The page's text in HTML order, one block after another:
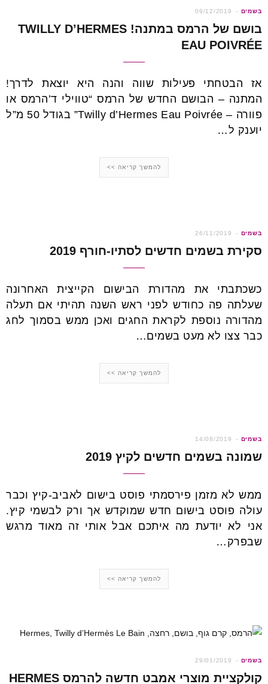
בשמים 09/12/2019
בושם של הרמס במתנה! TWILLY D’HERMES
EAU POIVRÉE
אז הבטחתי פעילות שווה והנה היא יוצאת לדרך!
המתנה – הבושם החדש של הרמס “טווילי ד’הרמס או
פוורה – Twilly d’Hermes Eau Poivrée” בגודל 50 מ”ל
יוענק ל…
להמשך קריאה >>
בשמים 26/11/2019
סקירת בשמים חדשים לסתיו-חורף 2019
כשכתבתי את מהדורת הבישום הקייצית האחרונה
שעלתה פה כחודש לפני ראש השנה תהיתי אם תעלה
מהדורה נוספת לקראת החגים ואכן ממש בסמוך לחג
כבר צצו לא מעט בשמים…
להמשך קריאה >>
בשמים 14/08/2019
שמונה בשמים חדשים לקיץ 2019
ממש לא מזמן פירסמתי פוסט בישום לאביב-קיץ וכבר
עולה פוסט בישום חדש שמוקדש אך ורק לבשמי קיץ.
אני לא יודעת מה איתכם אבל אותי זה מאוד מרגש
שבפרק…
להמשך קריאה >>
בשמים 29/01/2019
קולקציית מוצרי אמבט חדשה להרמס HERMES